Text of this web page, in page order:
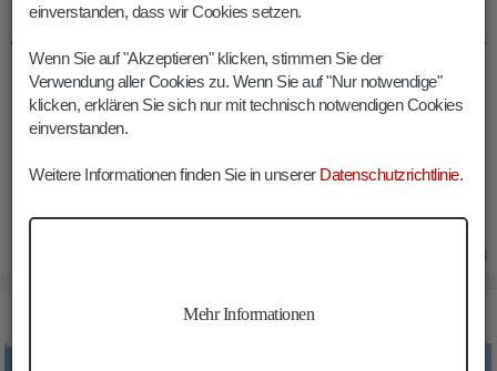
INFOS CIAMPCIOS HÜTTE WANDERUNG
Dauer:
02:30 h
Länge:
7.1 km
Höhenmeter:
Max. Höhe:
2030 m
BILDER CIAMPCIOS HÜTTE WANDERUNG
einverstanden, dass wir Cookies setzen.
Wenn Sie auf "Akzeptieren" klicken, stimmen Sie der
Verwendung aller Cookies zu. Wenn Sie auf "Nur notwendige"
klicken, erklären Sie sich nur mit technisch notwendigen Cookies
einverstanden.
Weitere Informationen finden Sie in unserer Datenschutzrichtlinie.
Mehr Informationen